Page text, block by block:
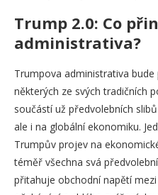
Trump 2.0: Co
administrativa?
Trumpova administrativa
některých ze svých tradičních
součástí už předvolebních
ale i na globální ekonomiku.
Trumpův projev na
téměř všechna svá
přitahuje obchodní napětí